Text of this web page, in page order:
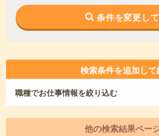
条件を変更し
検索条件を追加し
職種でお仕事情報を絞り込む
他の検索結果ペー